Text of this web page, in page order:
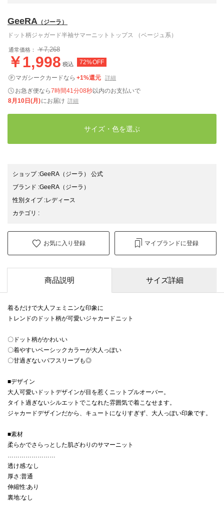
GeeRA （ジーラ）
ドット柄ジャガード半袖サマーニットトップス （ベージュ系）
通常価格： ￥7,268
￥1,998 税込 72%OFF
マガシークカードなら +1%還元 詳細
お急ぎ便なら7時間41分07秒以内のお支払いで
8月10日(月)にお届け 詳細
サイズ・色を選ぶ
ショップ:GeeRA（ジーラ） 公式
ブランド :GeeRA （ジーラ）
性別タイプ:レディース
カテゴリ :
お気に入り登録 マイブランドに登録
商品説明 サイズ詳細
着るだけで大人フェミニンな印象に
トレンドのドット柄が可愛いジャカードニット
〇ドット柄がかわいい
〇着やすいベーシックカラーが大人っぽい
〇甘過ぎないパフスリーブも◎
■デザイン
大人可愛いドットデザインが目を惹くニットプルオーバー。
タイト過ぎないシルエットでこなれた雰囲気で着こなせます。
ジャカードデザインだから、キュートになりすぎず、大人っぽい印象です。
■素材
柔らかでさらっとした肌ざわりのサマーニット
透け感:なし
厚さ:普通
伸縮性:あり
裏地:なし